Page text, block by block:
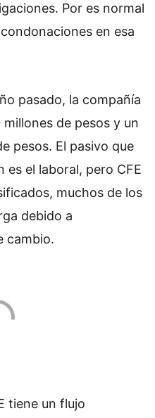
Por es normal
en esa
pasado, la compañía
de pesos y un
pesos. El pasivo que
es el laboral, pero CFE
muchos de los
debido a
cambio.
tiene un flujo